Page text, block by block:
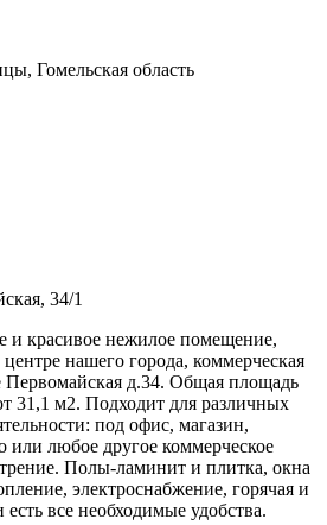
Гомельская область
34/1
и красивое нежилое помещение,
нашего города, коммерческая
д.34. Общая площадь
31,1 м2. Подходит для различных
под офис, магазин,
или любое другое коммерческое
Полы-ламинит и плитка, окна
электроснабжение, горячая и
все необходимые удобства.